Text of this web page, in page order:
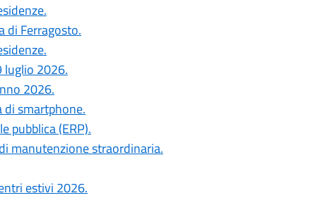
di Ferragosto.
luglio 2026.
2026.
di smartphone.
pubblica (ERP).
manutenzione straordinaria.
estivi 2026.